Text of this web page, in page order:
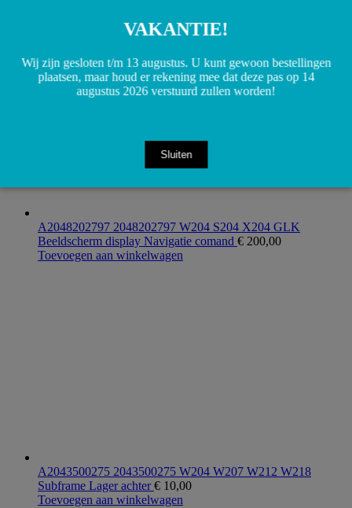
A2048202797 2048202797 W204 S204 X204 GLK
Beeldscherm display Navigatie comand € 200,00
Toevoegen aan winkelwagen
A2043500275 2043500275 W204 W207 W212 W218
Subframe Lager achter€ 10,00
Toevoegen aan winkelwagen
VAKANTIE!
Wij zijn gesloten t/m 13 augustus. U kunt gewoon bestellingen
plaatsen, maar houd er rekening mee dat deze pas op 14
augustus 2026 verstuurd zullen worden!
Sluiten